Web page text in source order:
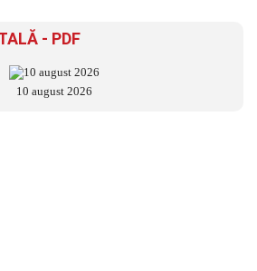
- PDF
10 august 2026